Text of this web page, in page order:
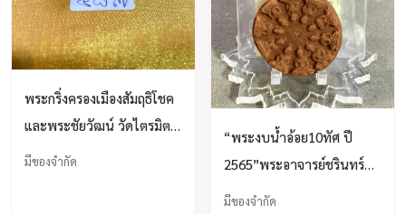
พระกริ่งครองเมืองสัมฤธิโชค
และพระชัยวัฒน์ วัดไตรมิตร
วิทยาราม กรุงเทพมหานคร
มีของจำกัด
“พระงบน้ำอ้อย10ทัศ ปี
2565”พระอาจารย์ชรินทร์
โสภณปัญโญ วัดโสธรวราราม
มีของจำกัด